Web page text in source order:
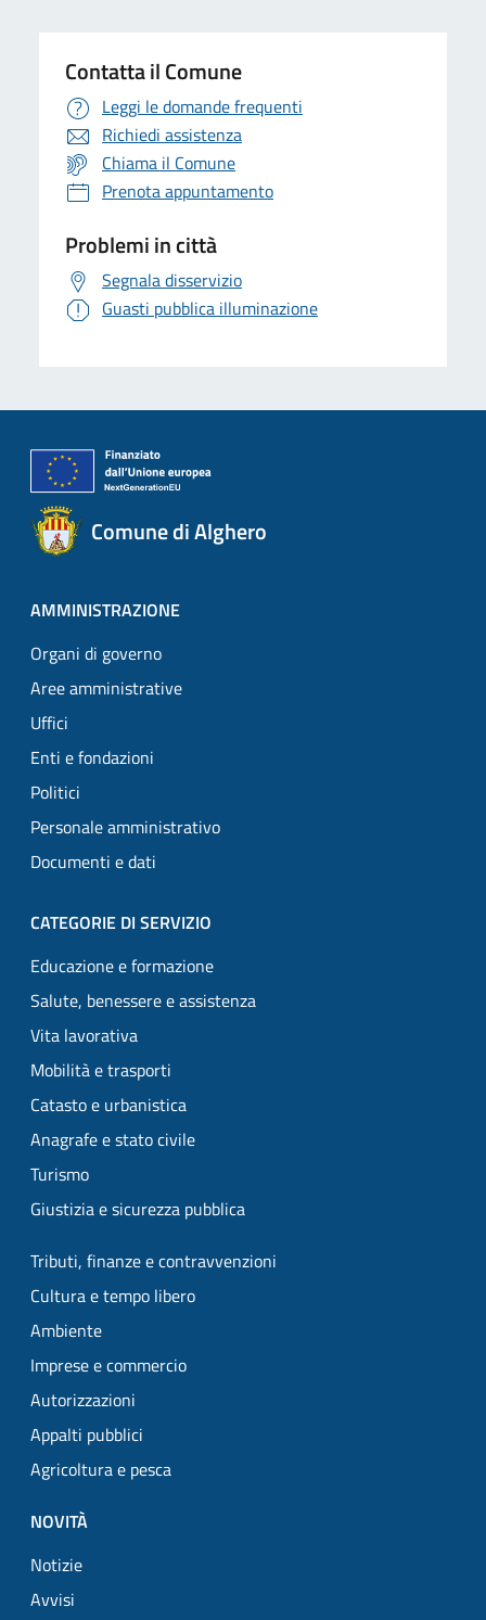
Contatta il Comune
Leggi le domande frequenti
Richiedi assistenza
Chiama il Comune
Prenota appuntamento
Problemi in città
Segnala disservizio
Guasti pubblica illuminazione
Comune di Alghero
AMMINISTRAZIONE
Organi di governo
Aree amministrative
Uffici
Enti e fondazioni
Politici
Personale amministrativo
Documenti e dati
CATEGORIE DI SERVIZIO
Educazione e formazione
Salute, benessere e assistenza
Vita lavorativa
Mobilità e trasporti
Catasto e urbanistica
Anagrafe e stato civile
Turismo
Giustizia e sicurezza pubblica
Tributi, finanze e contravvenzioni
Cultura e tempo libero
Ambiente
Imprese e commercio
Autorizzazioni
Appalti pubblici
Agricoltura e pesca
NOVITÀ
Notizie
Avvisi